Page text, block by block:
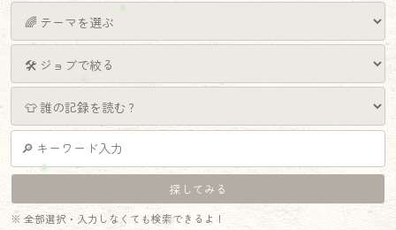
※ 全部選択・入力しなくても検索できるよ！